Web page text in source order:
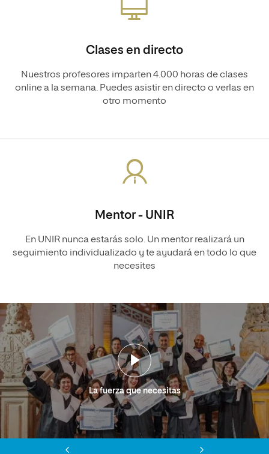
Clases en directo
Nuestros profesores imparten 4.000 horas de clases
online a la semana. Puedes asistir en directo o verlas en
otro momento
Mentor - UNIR
En UNIR nunca estarás solo. Un mentor realizará un
seguimiento individualizado y te ayudará en todo lo que
necesites
La fuerza que necesitas